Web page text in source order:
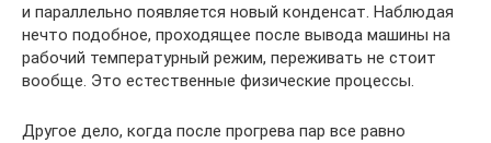
и параллельно появляется новый конденсат. Наблюдая
нечто подобное, проходящее после вывода машины на
рабочий температурный режим, переживать не стоит
вообще. Это естественные физические процессы.
Другое дело, когда после прогрева пар все равно